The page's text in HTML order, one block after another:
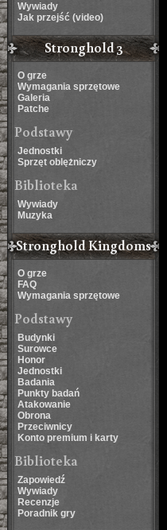
Wywiady
Jak przejść (video)
Stronghold 3
O grze
Wymagania sprzętowe
Galeria
Patche
Podstawy
Jednostki
Sprzęt oblężniczy
Biblioteka
Wywiady
Muzyka
Stronghold Kingdoms
O grze
FAQ
Wymagania sprzętowe
Podstawy
Budynki
Surowce
Honor
Jednostki
Badania
Punkty badań
Atakowanie
Obrona
Przeciwnicy
Konto premium i karty
Biblioteka
Zapowiedź
Wywiady
Recenzje
Poradnik gry